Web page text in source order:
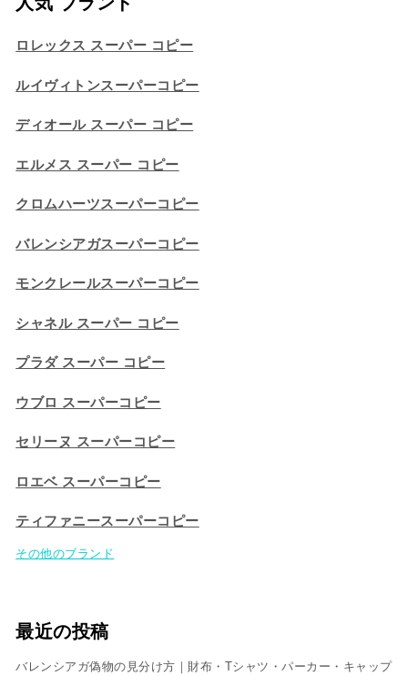
ロレックス スーパー コピー
ルイヴィトンスーパーコピー
ディオール スーパー コピー
エルメス スーパー コピー
クロムハーツスーパーコピー
バレンシアガスーパーコピー
モンクレールスーパーコピー
シャネル スーパー コピー
プラダ スーパー コピー
ウブロ スーパーコピー
セリーヌ スーパーコピー​
ロエベ スーパーコピー
ティファニースーパーコピー
その他のブランド
最近の投稿
バレンシアガ偽物の見分け方｜財布・Tシャツ・パーカー・キャップ